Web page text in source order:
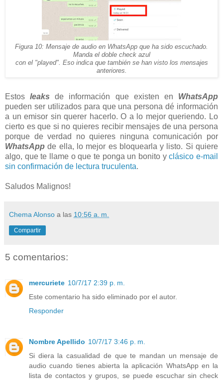
Figura 10: Mensaje de audio en WhatsApp que ha sido escuchado.
Manda el doble check azul
con el "played". Eso indica que también se han visto los mensajes
anteriores.
Estosleaks de información que existen en WhatsApp
pueden ser utilizados para que una persona dé información
a un emisor sin querer hacerlo. O a lo mejor queriendo. Lo
cierto es que si no quieres recibir mensajes de una persona
porque de verdad no quieres ninguna comunicación por
WhatsApp de ella, lo mejor es bloquearla y listo. Si quiere
algo, que te llame o que te ponga un bonito yclásico e-mail
sin confirmación de lectura truculenta.
Saludos Malignos!
Chema Alonso a las 10:56 a. m.
Compartir
5 comentarios:
mercuriete 10/7/17 2:39 p. m.
Este comentario ha sido eliminado por el autor.
Responder
Nombre Apellido 10/7/17 3:46 p. m.
Si diera la casualidad de que te mandan un mensaje de
audio cuando tienes abierta la aplicación WhatsApp en la
lista de contactos y grupos, se puede escuchar sin check